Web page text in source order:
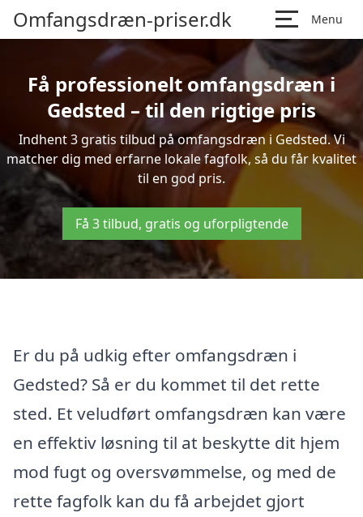
Omfangsdræn-priser.dk Menu
Få professionelt omfangsdræn i
Gedsted – til den rigtige pris
Indhent 3 gratis tilbud på omfangsdræn i Gedsted. Vi
matcher dig med erfarne lokale fagfolk, så du får kvalitet
til en god pris.
Få 3 tilbud, gratis og uforpligtende
Er du på udkig efter omfangsdræn i
Gedsted? Så er du kommet til det rette
sted. Et veludført omfangsdræn kan være
en effektiv løsning til at beskytte dit hjem
mod fugt og oversvømmelse, og med de
rette fagfolk kan du få arbejdet gjort